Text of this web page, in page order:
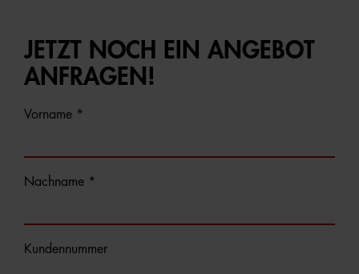
JETZT NOCH EIN ANGEBOT
ANFRAGEN!
Vorname *
Nachname *
Kundennummer